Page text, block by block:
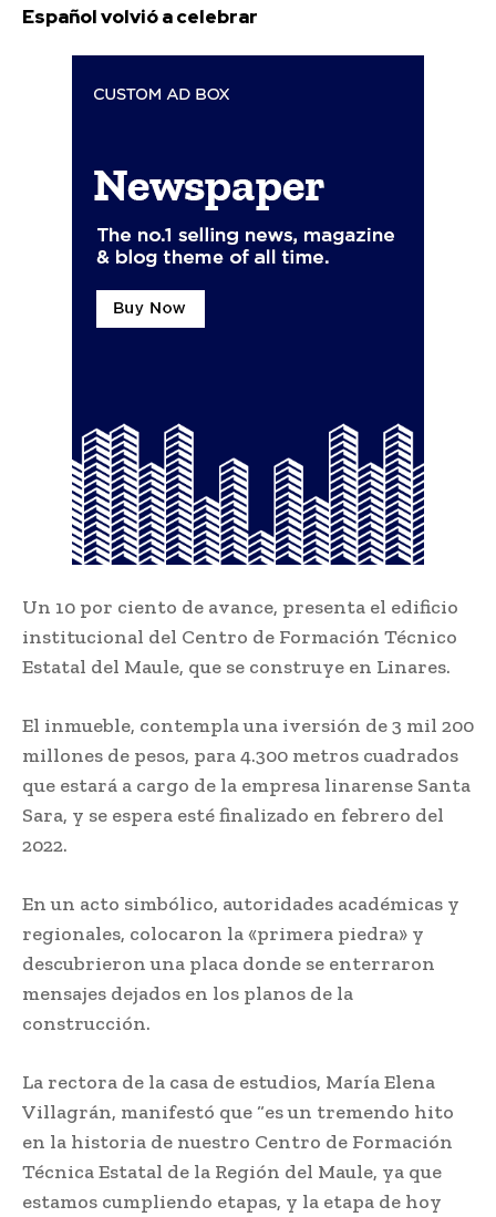
Español volvió a celebrar
Un 10 por ciento de avance, presenta el edificio
institucional del Centro de Formación Técnico
Estatal del Maule, que se construye en Linares.
El inmueble, contempla una iversión de 3 mil 200
millones de pesos, para 4.300 metros cuadrados
que estará a cargo de la empresa linarense Santa
Sara, y se espera esté finalizado en febrero del
2022.
En un acto simbólico, autoridades académicas y
regionales, colocaron la «primera piedra» y
descubrieron una placa donde se enterraron
mensajes dejados en los planos de la
construcción.
La rectora de la casa de estudios, María Elena
Villagrán, manifestó que “es un tremendo hito
en la historia de nuestro Centro de Formación
Técnica Estatal de la Región del Maule, ya que
estamos cumpliendo etapas, y la etapa de hoy